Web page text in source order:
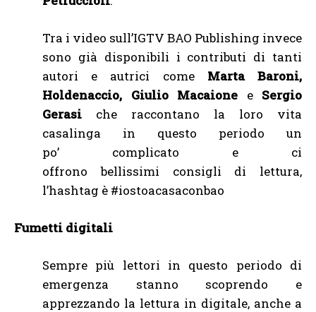
Tra i video sull’IGTV BAO Publishing invece
sono già disponibili i contributi di tanti
autori e autrici come Marta Baroni,
Holdenaccio, Giulio Macaione eSergio
Gerasi che raccontano la loro vita
casalinga in questo periodo un
po’ complicato e ci
offrono bellissimi consigli di lettura,
l’hashtag è #iostoacasaconbao
Fumetti digitali
Sempre più lettori in questo periodo di
emergenza stanno scoprendo e
apprezzando la lettura in digitale, anche a